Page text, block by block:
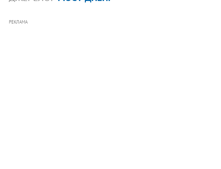
РЕКЛАМА